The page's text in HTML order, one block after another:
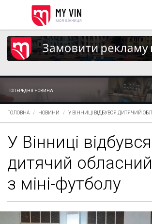
ПОПЕРЕДНЯ НОВИНА
ГОЛОВНА НОВИНИ У ВІННИЦІ ВІДБУВСЯ ДИТЯЧИЙ
У Вінниці відбувся
дитячий обласний
з міні-футболу